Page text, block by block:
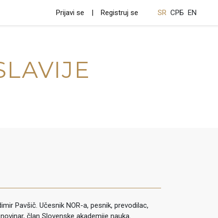
Prijavi se Registruj se SR СРБ EN
Pavšič. Učesnik NOR-a, pesnik, prevodilac,
član Slovenske akademije nauka.